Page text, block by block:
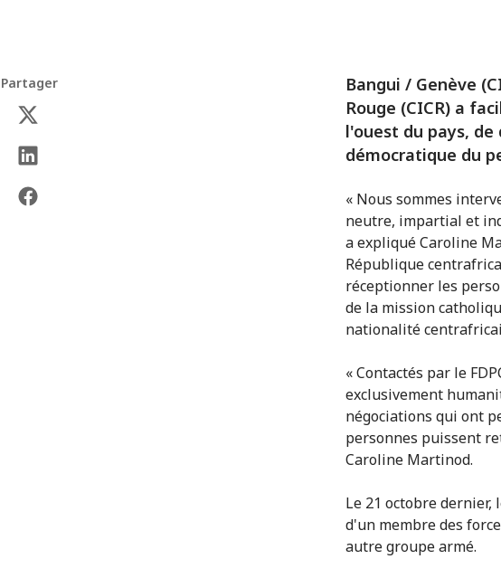
Partager
Bangui / Genève
Rouge (CICR) a
l'ouest du pays,
démocratique du
« Nous sommes
neutre, impartial et
a expliqué Caroline
République
réceptionner les
de la mission
nationalité
« Contactés par le
exclusivement
négociations qui ont
personnes puissent
Caroline Martinod.
Le 21 octobre
d'un membre des
autre groupe armé.